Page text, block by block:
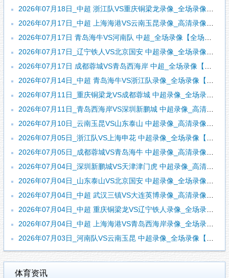
2026年07月18日_中超 浙江队VS重庆铜梁龙录像_全场录像【视频集锦】
2026年07月17日_中超 上海海港VS云南玉昆录像_高清录像【全场回放】
2026年07月17日 青岛海牛VS河南队 中超_全场录像【全场回放】
2026年07月17日_辽宁铁人VS北京国安 中超录像_全场录像【视频集锦】
2026年07月17日 成都蓉城VS青岛西海岸 中超_全场录像【全场回放】
2026年07月14日_中超 青岛海牛VS浙江队录像_全场录像【视频集锦】
2026年07月11日_重庆铜梁龙VS成都蓉城 中超录像_全场录像【视频集锦】
2026年07月11日_青岛西海岸VS深圳新鹏城 中超录像_高清录像【全场回放】
2026年07月10日_云南玉昆VS山东泰山 中超录像_高清录像【全场回放】
2026年07月05日_浙江队VS上海申花 中超录像_全场录像【视频集锦】
2026年07月05日_成都蓉城VS青岛海牛 中超录像_高清录像【全场回放】
2026年07月04日_深圳新鹏城VS天津津门虎 中超录像_高清录像【全场回放】
2026年07月04日_山东泰山VS北京国安 中超录像_全场录像【视频集锦】
2026年07月04日_中超 武汉三镇VS大连英博录像_高清录像【全场回放】
2026年07月04日_中超 重庆铜梁龙VS辽宁铁人录像_全场录像【高清回放】
2026年07月04日_中超 上海海港VS青岛西海岸录像_全场录像【全场回放】
2026年07月03日_河南队VS云南玉昆 中超录像_全场录像【视频集锦】
体育资讯